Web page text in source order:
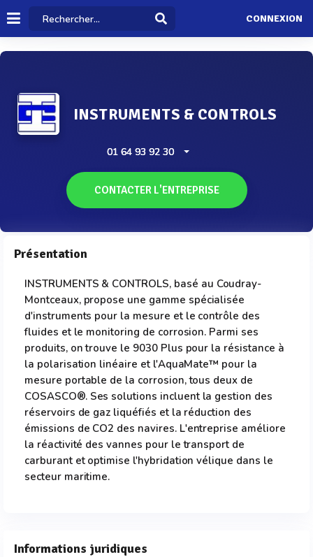
CONNEXION
INSTRUMENTS & CONTROLS
01 64 93 92 30
CONTACTER L'ENTREPRISE
Présentation
INSTRUMENTS & CONTROLS, basé au Coudray-
Montceaux, propose une gamme spécialisée
d'instruments pour la mesure et le contrôle des
fluides et le monitoring de corrosion. Parmi ses
produits, on trouve le 9030 Plus pour la résistance à
la polarisation linéaire et l'AquaMate™ pour la
mesure portable de la corrosion, tous deux de
COSASCO®. Ses solutions incluent la gestion des
réservoirs de gaz liquéfiés et la réduction des
émissions de CO2 des navires. L'entreprise améliore
la réactivité des vannes pour le transport de
carburant et optimise l'hybridation vélique dans le
secteur maritime.
Informations juridiques